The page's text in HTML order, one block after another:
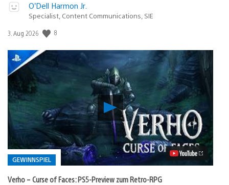
O’Dell Harmon Jr.
Specialist, Content Communications, SIE
Veröffentlichungsdatum:
3. Aug 2026 8
Verho
–
Curse
of
Faces:
PS5-
Preview
zum
Retro-
GEWINNSPIEL
Verho – Curse of Faces: PS5-Preview zum Retro-RPG